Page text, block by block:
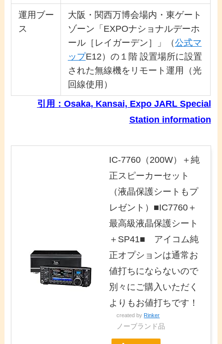
運用ブー
ス
大阪・関西万博会場内・東ゲート
ゾーン「EXPOナショナルデーホ
ール［レイガーデン］」（公式マ
ップE12）の１階 設置場所に設置
された無線機をリモート運用（光
回線使用）
引用：Osaka, Kansai, Expo JARL Special
Station information
IC-7760（200W）＋純
正スピーカーセット
（液晶保護シートもプ
レゼント）■IC7760＋
最高級液晶保護シート
＋SP41■ アイコム純
正オプションは通常お
値打ちにならないので
別々にご購入いただく
よりもお値打ちです！
created by Rinker
ノーブランド品